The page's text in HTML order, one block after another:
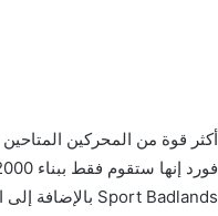
Sport Badlands بالإضافة إلى اللمسات الداخلية والخارجية الأكثر فخامة من طراز Outer Banks .